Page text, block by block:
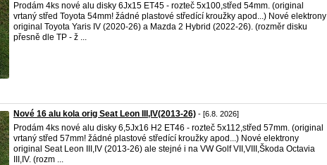
Prodám 4ks nové alu disky 6Jx15 ET45 - rozteč 5x100,střed 54mm. (original
vrtaný střed Toyota 54mm! žádné plastové středící kroužky apod...) Nové elektrony
original Toyota Yaris IV (2020-26) a Mazda 2 Hybrid (2022-26). (rozměr disku
přesně dle TP - ž ...
Nové 16 alu kola orig Seat Leon III,IV(2013-26) - [6.8. 2026]
Prodám 4ks nové alu disky 6,5Jx16 H2 ET46 - rozteč 5x112,střed 57mm. (original
vrtaný střed 57mm! žádné plastové středící kroužky apod...) Nové elektrony
original Seat Leon III,IV (2013-26) ale stejné i na VW Golf VII,VIII,Škoda Octavia
III,IV. (rozm ...